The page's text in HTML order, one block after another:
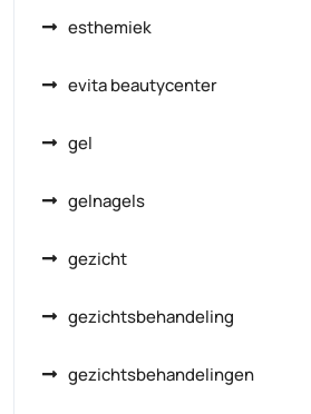
esthemiek
evita beautycenter
gel
gelnagels
gezicht
gezichtsbehandeling
gezichtsbehandelingen